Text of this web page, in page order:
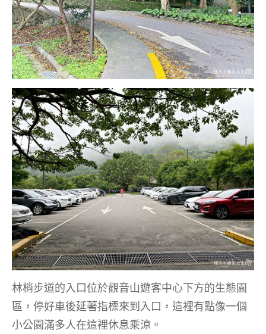
林梢步道的入口位於觀音山遊客中心下方的生態園
區，停好車後延著指標來到入口，這裡有點像一個
小公園滿多人在這裡休息乘涼。